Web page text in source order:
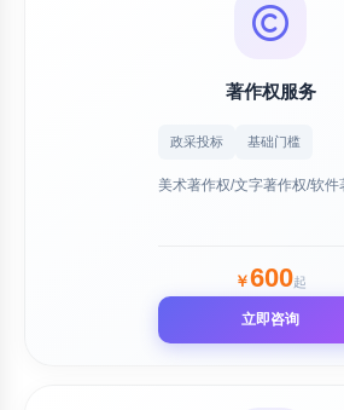
著作权服务
政采投标 基础门槛
美术著作权/文字著作权/软件
￥600起
立即咨询